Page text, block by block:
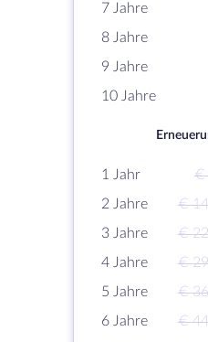
7 Jahre
8 Jahre
9 Jahre
10 Jahre
1 Jahr €
2 Jahre
€
3 Jahre
€
4 Jahre
€
5 Jahre
€
6 Jahre
€